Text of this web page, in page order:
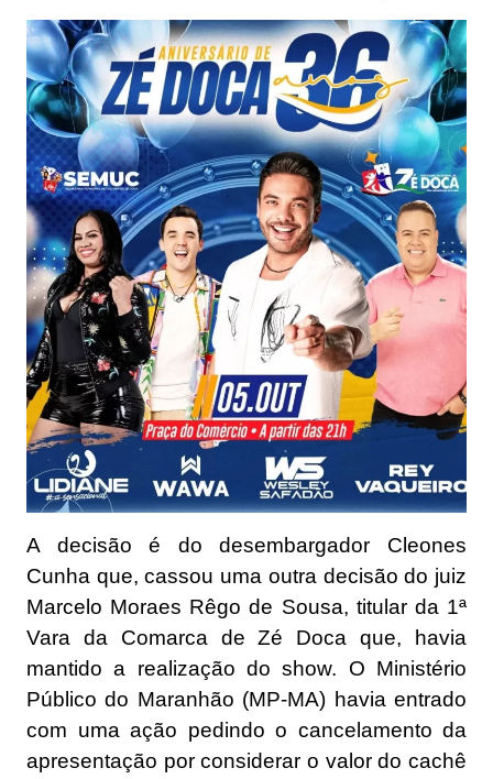
A decisão é do desembargador Cleones
Cunha que, cassou uma outra decisão do juiz
Marcelo Moraes Rêgo de Sousa, titular da 1ª
Vara da Comarca de Zé Doca que, havia
mantido a realização do show. O Ministério
Público do Maranhão (MP-MA) havia entrado
com uma ação pedindo o cancelamento da
apresentação por considerar o valor do cachê